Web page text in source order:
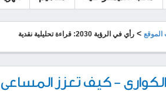
الموقع > رأي في الرؤية 2030: قراءة تحليلية نقدية
- كيف تعزز المساعي